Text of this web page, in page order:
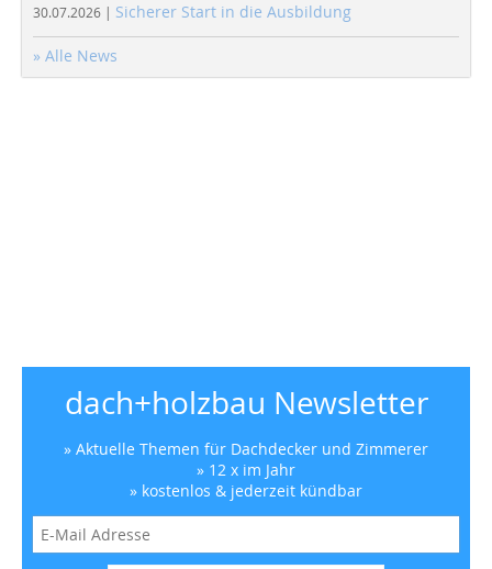
30.07.2026 | Sicherer Start in die Ausbildung
» Alle News
dach+holzbau Newsletter
» Aktuelle Themen für Dachdecker und Zimmerer
» 12 x im Jahr
» kostenlos & jederzeit kündbar